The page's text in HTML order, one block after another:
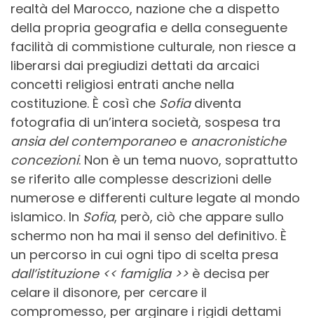
realtà del Marocco, nazione che a dispetto
della propria geografia e della conseguente
facilità di commistione culturale, non riesce a
liberarsi dai pregiudizi dettati da arcaici
concetti religiosi entrati anche nella
costituzione. È così che Sofiadiventa
fotografia di un’intera società, sospesa tra
ansia del contemporaneoe anacronistiche
concezioni. Non è un tema nuovo, soprattutto
se riferito alle complesse descrizioni delle
numerose e differenti culture legate al mondo
islamico. In Sofia, però, ciò che appare sullo
schermo non ha mai il senso del definitivo. È
un percorso in cui ogni tipo di scelta presa
dall’istituzione << famiglia >> è decisa per
celare il disonore, per cercare il
compromesso, per arginare i rigidi dettami